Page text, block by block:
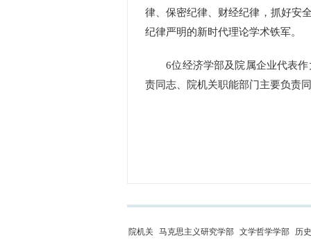
律、保密纪律、财经纪律，抓好安
纪律严明的新时代理论学术铁军。
6位经济学部及院属企业代表作
责同志、院机关职能部门主要负责
院机关 马克思主义研究学部 文学哲学学部 历